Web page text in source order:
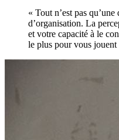
« Tout n’est pas
d’organisation. La
et votre capacité à le
le plus pour vous jouent